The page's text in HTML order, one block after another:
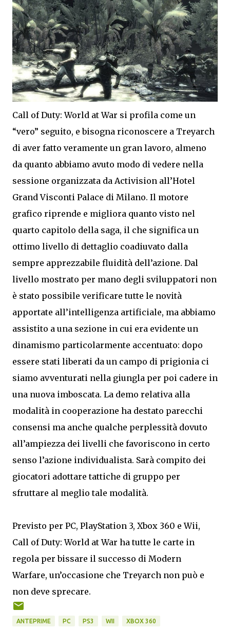
Call of Duty: World at War si profila come un
“vero” seguito, e bisogna riconoscere a Treyarch
di aver fatto veramente un gran lavoro, almeno
da quanto abbiamo avuto modo di vedere nella
sessione organizzata da Activision all’Hotel
Grand Visconti Palace di Milano. Il motore
grafico riprende e migliora quanto visto nel
quarto capitolo della saga, il che significa un
ottimo livello di dettaglio coadiuvato dalla
sempre apprezzabile fluidità dell’azione. Dal
livello mostrato per mano degli sviluppatori non
è stato possibile verificare tutte le novità
apportate all’intelligenza artificiale, ma abbiamo
assistito a una sezione in cui era evidente un
dinamismo particolarmente accentuato: dopo
essere stati liberati da un campo di prigionia ci
siamo avventurati nella giungla per poi cadere in
una nuova imboscata. La demo relativa alla
modalità in cooperazione ha destato parecchi
consensi ma anche qualche perplessità dovuto
all’ampiezza dei livelli che favoriscono in certo
senso l’azione individualista. Sarà compito dei
giocatori adottare tattiche di gruppo per
sfruttare al meglio tale modalità.
Previsto per PC, PlayStation 3, Xbox 360 e Wii,
Call of Duty: World at War ha tutte le carte in
regola per bissare il successo di Modern
Warfare, un’occasione che Treyarch non può e
non deve sprecare.
ANTEPRIME PC PS3 WII XBOX 360